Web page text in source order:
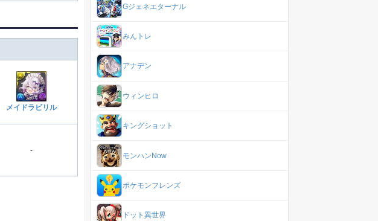
メイドラビリル
-
Gジェネエターナル
みんトレ
アナデン
ウィンヒロ
キングショット
モンハンNow
ポケモンフレンズ
ドット異世界